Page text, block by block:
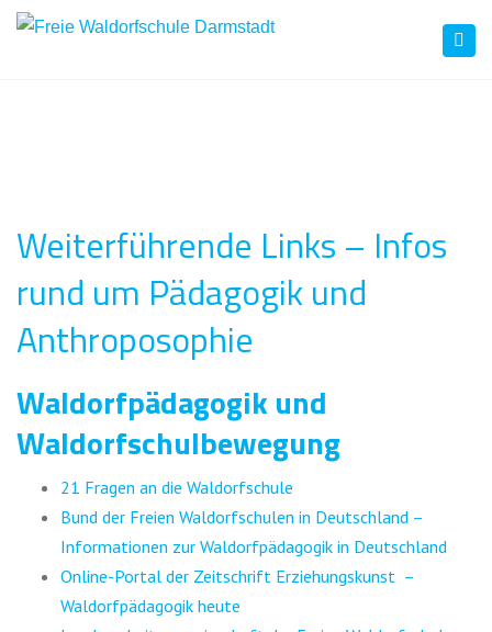
Weiterführende Links – Infos
rund um Pädagogik und
Anthroposophie
Waldorfpädagogik und
Waldorfschulbewegung
21 Fragen an die Waldorfschule
Bund der Freien Waldorfschulen in Deutschland –
Informationen zur Waldorfpädagogik in Deutschland
Online-Portal der Zeitschrift Erziehungskunst –
Waldorfpädagogik heute